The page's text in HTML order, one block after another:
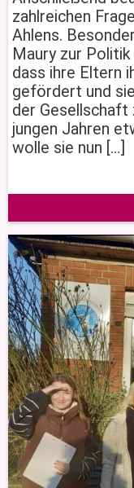
zahlreichen
Ahlens.
Maury zur
dass ihre Eltern
gefördert und
der Gesellschaft
jungen Jahren
wolle sie nun […]